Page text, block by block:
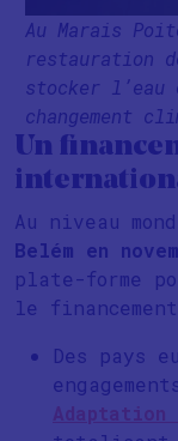
Au Marais
restauration
stocker l’eau
changement
Un
Au niveau
Belém en
plate-forme
le
Des pays
Adaptation